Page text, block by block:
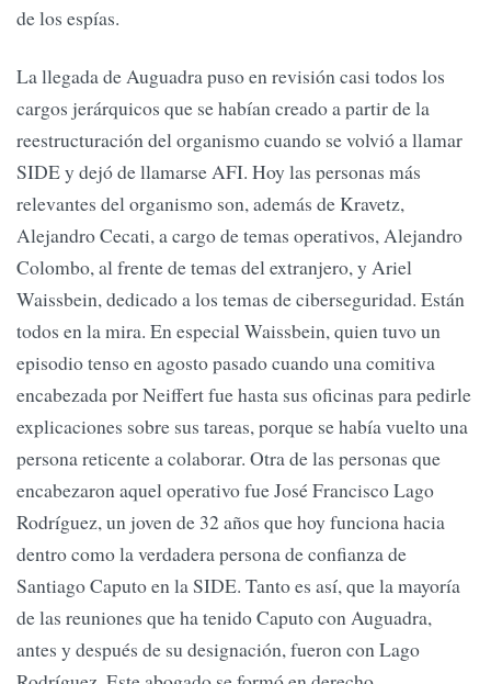
de los espías.
La llegada de Auguadra puso en revisión casi todos los
cargos jerárquicos que se habían creado a partir de la
reestructuración del organismo cuando se volvió a llamar
SIDE y dejó de llamarse AFI. Hoy las personas más
relevantes del organismo son, además de Kravetz,
Alejandro Cecati, a cargo de temas operativos, Alejandro
Colombo, al frente de temas del extranjero, y Ariel
Waissbein, dedicado a los temas de ciberseguridad. Están
todos en la mira. En especial Waissbein, quien tuvo un
episodio tenso en agosto pasado cuando una comitiva
encabezada por Neiffert fue hasta sus oficinas para pedirle
explicaciones sobre sus tareas, porque se había vuelto una
persona reticente a colaborar. Otra de las personas que
encabezaron aquel operativo fue José Francisco Lago
Rodríguez, un joven de 32 años que hoy funciona hacia
dentro como la verdadera persona de confianza de
Santiago Caputo en la SIDE. Tanto es así, que la mayoría
de las reuniones que ha tenido Caputo con Auguadra,
antes y después de su designación, fueron con Lago